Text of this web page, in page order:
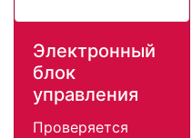
Электронный
блок
управления
Проверяется